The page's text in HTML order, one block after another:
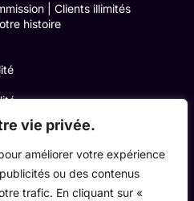
vie privée.
améliorer votre expérience
ou des contenus
trafic. En cliquant sur «
| Clients illimités
histoire